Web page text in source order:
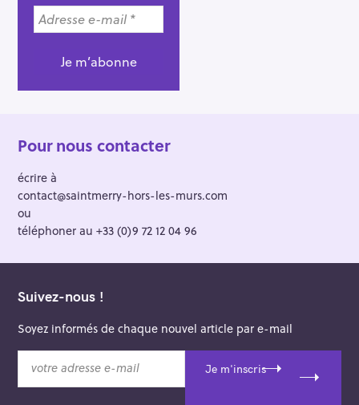
Pour nous contacter
écrire à
contact@saintmerry-hors-les-murs.com
ou
téléphoner au +33 (0)9 72 12 04 96
Suivez-nous !
Soyez informés de chaque nouvel article par e-mail
t
Je m'inscris